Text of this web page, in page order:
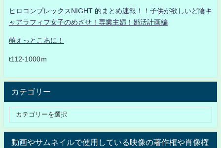
ヒロコンプレックスNIGHT 的まとめ速報！！子供が欲しいど陰キ
ャアラフィフ女子のめざせ！専業主婦！婚活計画編
萌えっとこあに！
t112-1000ｍ
カテゴリー
動画やサムネイルで使用している映像の著作権や肖像権